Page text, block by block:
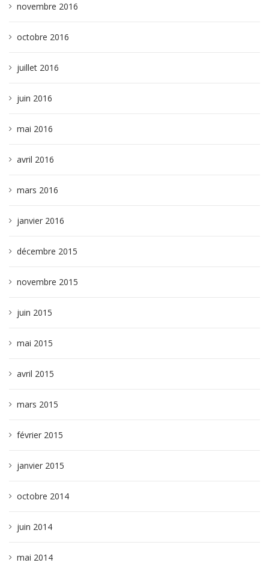
novembre 2016
octobre 2016
juillet 2016
juin 2016
mai 2016
avril 2016
mars 2016
janvier 2016
décembre 2015
novembre 2015
juin 2015
mai 2015
avril 2015
mars 2015
février 2015
janvier 2015
octobre 2014
juin 2014
mai 2014